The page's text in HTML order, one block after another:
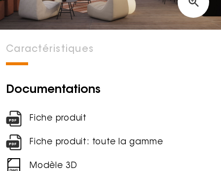
Caractéristiques
Documentations
Fiche produit
Fiche produit: toute la gamme
Modèle 3D